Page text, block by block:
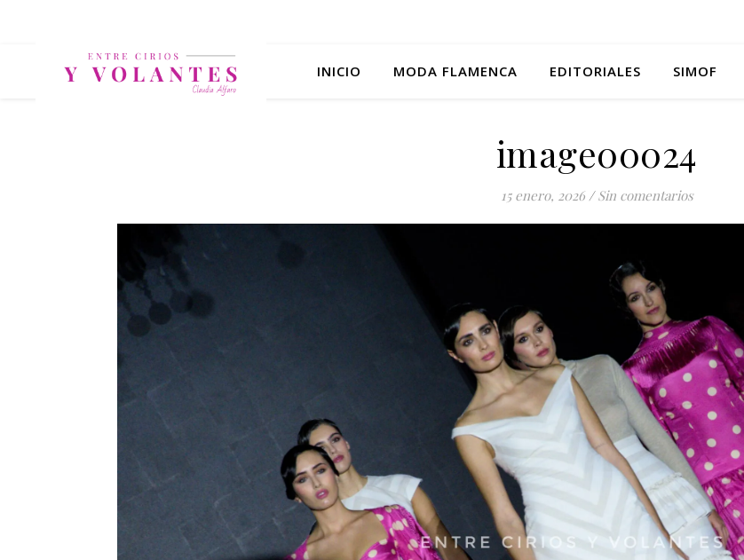
INICIO MODA FLAMENCA EDITORIALES SIMOF
image00024
15 enero, 2026 / Sin comentarios